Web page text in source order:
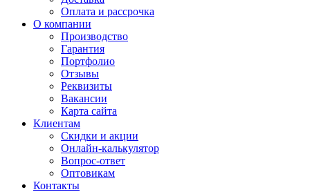
Оплата и рассрочка
О компании
Производство
Гарантия
Портфолио
Отзывы
Реквизиты
Вакансии
Карта сайта
Клиентам
Скидки и акции
Онлайн-калькулятор
Вопрос-ответ
Оптовикам
Контакты